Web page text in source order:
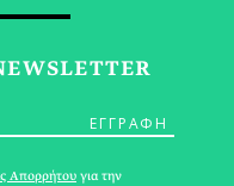
Απορρήτου για την